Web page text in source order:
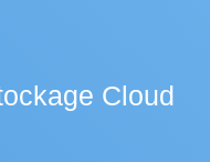
Cloud